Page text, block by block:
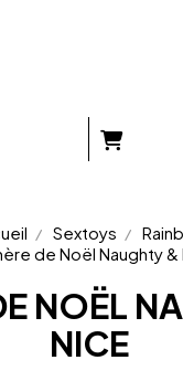
Sextoys
de Noël Naughty &
NOËL
NICE